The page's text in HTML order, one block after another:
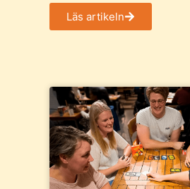
Läs artikeln